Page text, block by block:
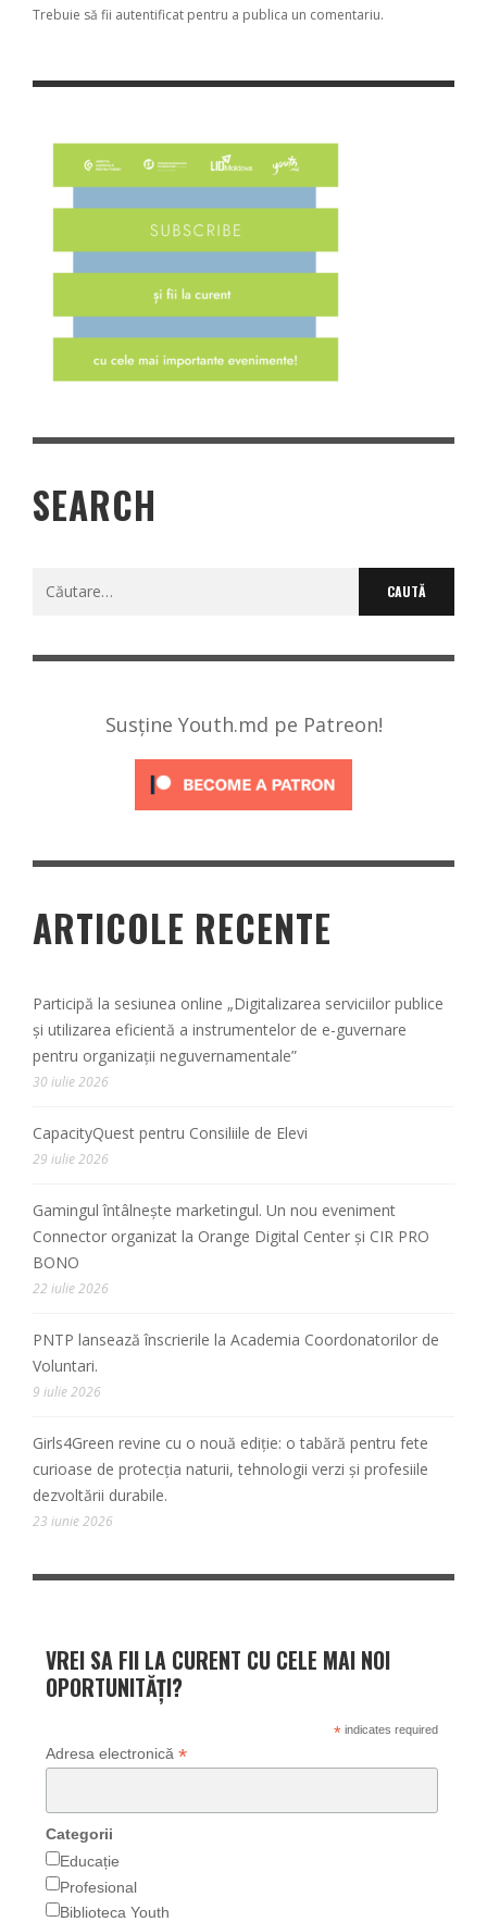
Trebuie să fii autentificat pentru a publica un comentariu.
SEARCH
Susține Youth.md pe Patreon!
ARTICOLE RECENTE
Participă la sesiunea online „Digitalizarea serviciilor publice
și utilizarea eficientă a instrumentelor de e-guvernare
pentru organizații neguvernamentale”
30 iulie 2026
CapacityQuest pentru Consiliile de Elevi
29 iulie 2026
Gamingul întâlnește marketingul. Un nou eveniment
Connector organizat la Orange Digital Center și CIR PRO
BONO
22 iulie 2026
PNTP lansează înscrierile la Academia Coordonatorilor de
Voluntari.
9 iulie 2026
Girls4Green revine cu o nouă ediție: o tabără pentru fete
curioase de protecția naturii, tehnologii verzi și profesiile
dezvoltării durabile.
23 iunie 2026
VREI SA FII LA CURENT CU CELE MAI NOI
OPORTUNITĂȚI?
*indicates required
Adresa electronică *
Categorii
Educație
Profesional
Biblioteca Youth